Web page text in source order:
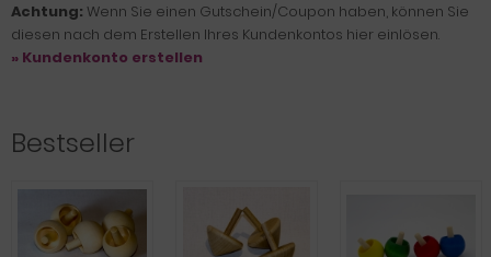
Achtung: Wenn Sie einen Gutschein/Coupon haben, können Sie
diesen nach dem Erstellen Ihres Kundenkontos hier einlösen.
» Kundenkonto erstellen
Bestseller